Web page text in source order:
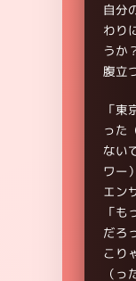
自分
わり
うか
腹立
「
った
ない
ワー
エン
「
だろ
こり
（っ